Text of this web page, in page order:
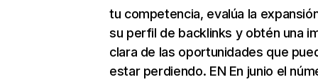
tu competencia, evalúa la
su perfil de backlinks y obtén una
clara de las oportunidades que
estar perdiendo. EN En junio el